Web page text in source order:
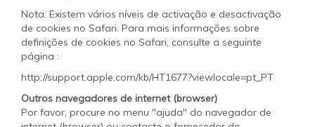
Nota: Existem vários níveis de activação e desactivação
de cookies no Safari. Para mais informações sobre
definições de cookies no Safari, consulte a seguinte
página :
http://support.apple.com/kb/HT1677?viewlocale=pt_PT
Outros navegadores de internet (browser)
Por favor, procure no menu "ajuda" do navegador de